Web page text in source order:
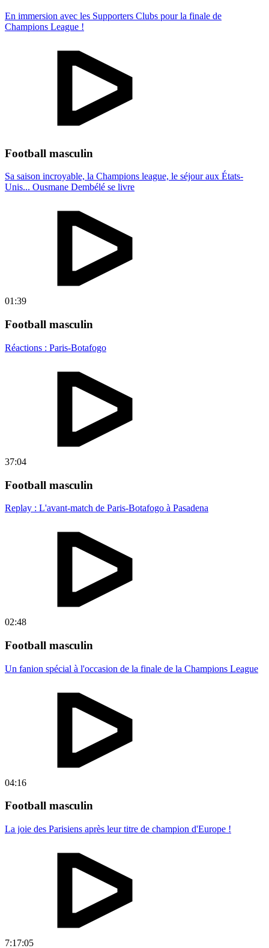
En immersion avec les Supporters Clubs pour la finale de
Champions League !
Football masculin
Sa saison incroyable, la Champions league, le séjour aux États-
Unis... Ousmane Dembélé se livre
01:39
Football masculin
Réactions : Paris-Botafogo
37:04
Football masculin
Replay : L'avant-match de Paris-Botafogo à Pasadena
02:48
Football masculin
Un fanion spécial à l'occasion de la finale de la Champions League
04:16
Football masculin
La joie des Parisiens après leur titre de champion d'Europe !
7:17:05